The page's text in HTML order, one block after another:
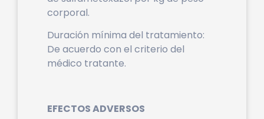
corporal.
Duración mínima del tratamiento:
De acuerdo con el criterio del
médico tratante.
EFECTOS ADVERSOS